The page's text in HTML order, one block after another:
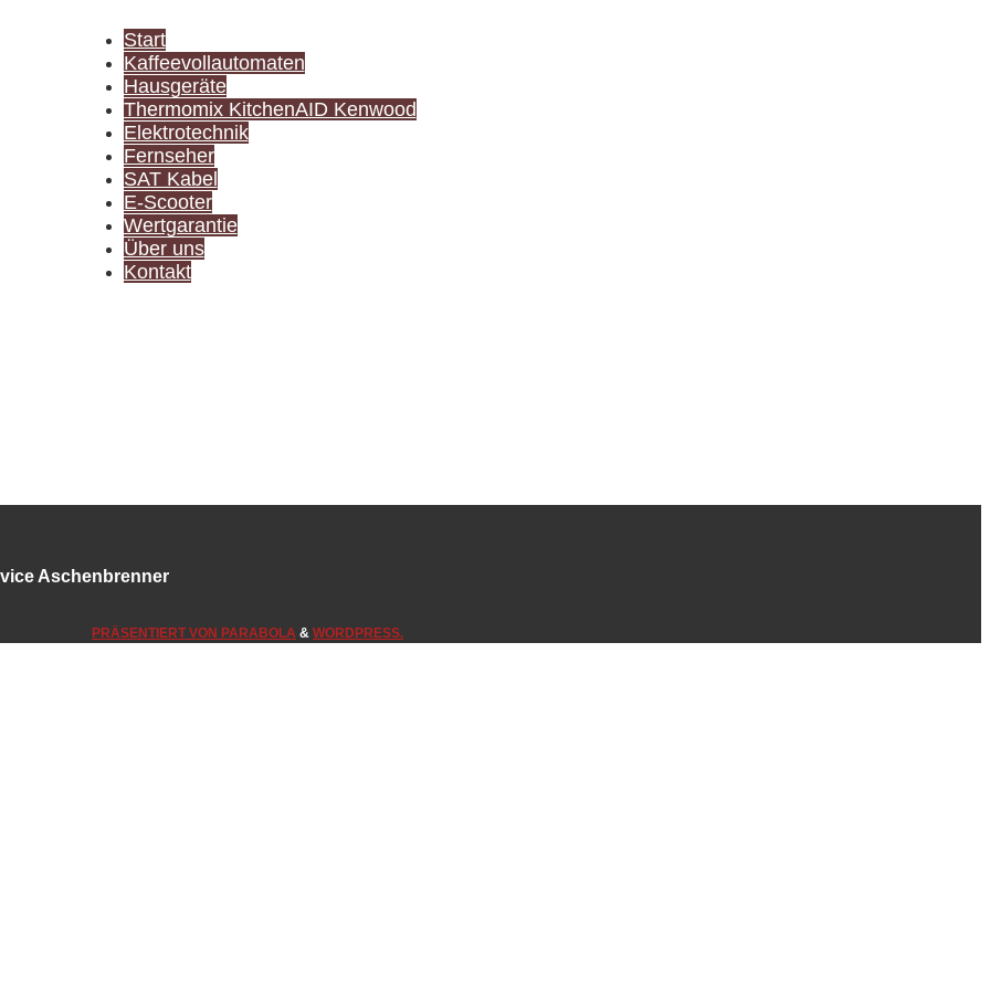
Start
Kaffeevollautomaten
Hausgeräte
Thermomix KitchenAID Kenwood
Elektrotechnik
Fernseher
SAT Kabel
E-Scooter
Wertgarantie
Über uns
Kontakt
Aschenbrenner
PRÄSENTIERT VON PARABOLA & WORDPRESS.